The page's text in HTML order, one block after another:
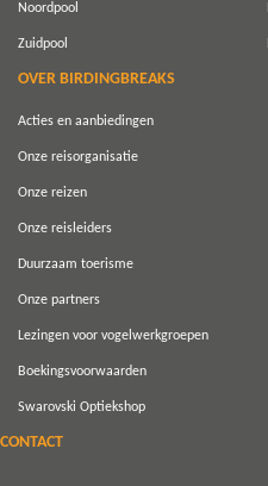
Noordpool
Zuidpool
OVER BIRDINGBREAKS
Acties en aanbiedingen
Onze reisorganisatie
Onze reizen
Onze reisleiders
Duurzaam toerisme
Onze partners
Lezingen voor vogelwerkgroepen
Boekingsvoorwaarden
Swarovski Optiekshop
CONTACT